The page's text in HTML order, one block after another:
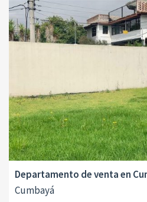
Departamento de venta en
Cumbayá